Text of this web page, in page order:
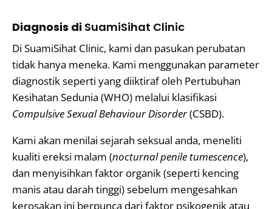
Diagnosis di SuamiSihat Clinic
Di SuamiSihat Clinic, kami dan pasukan perubatan
tidak hanya meneka. Kami menggunakan parameter
diagnostik seperti yang diiktiraf oleh Pertubuhan
Kesihatan Sedunia (WHO) melalui klasifikasi
Compulsive Sexual Behaviour Disorder(CSBD).
Kami akan menilai sejarah seksual anda, meneliti
kualiti ereksi malam (nocturnal penile tumescence),
dan menyisihkan faktor organik (seperti kencing
manis atau darah tinggi) sebelum mengesahkan
kerosakan ini berpunca dari faktor psikogenik atau